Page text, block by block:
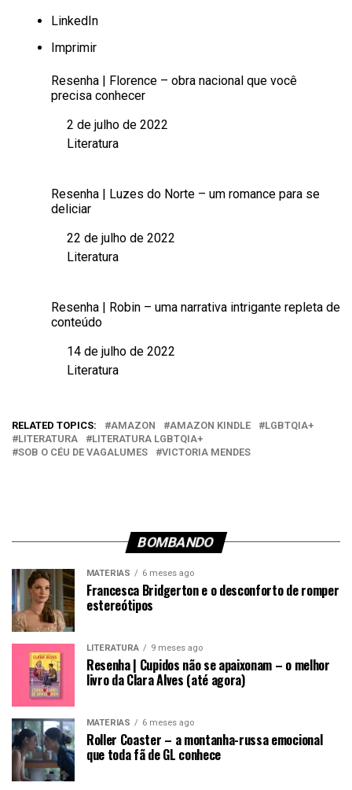
LinkedIn
Imprimir
Resenha | Florence – obra nacional que você
precisa conhecer
Data
2 de julho de 2022
Em relação a
Literatura
Resenha | Luzes do Norte – um romance para se
deliciar
Data
22 de julho de 2022
Em relação a
Literatura
Resenha | Robin – uma narrativa intrigante repleta de
conteúdo
Data14 de julho de 2022
Em relação a
Literatura
RELATED TOPICS: AMAZON AMAZON KINDLE
LGBTQIA+
LITERATURA
LITERATURA LGBTQIA+
SOB O CÉU DE VAGALUMES
VICTORIA MENDES
BOMBANDO
MATÉRIAS 6 meses ago
Francesca Bridgerton e o desconforto de romper
estereótipos
LITERATURA 9 meses ago
Resenha | Cupidos não se apaixonam – o melhor
livro da Clara Alves (até agora)
MATÉRIAS 6 meses ago
Roller Coaster – a montanha-russa emocional
que toda fã de GL conhece